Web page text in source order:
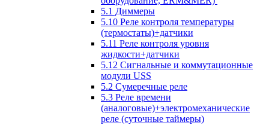
5.1 Диммеры
5.10 Реле контроля температуры
(термостаты)+датчики
5.11 Реле контроля уровня
жидкости+датчики
5.12 Сигнальные и коммутационные
модули USS
5.2 Сумеречные реле
5.3 Реле времени
(аналоговые)+электромеханические
реле (суточные таймеры)